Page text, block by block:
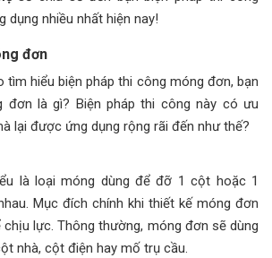
nhiều nhất hiện nay!
đơn
tìm hiểu biện pháp thi công móng đơn, bạn
đơn là gì? Biện pháp thi công này có ưu
lại được ứng dụng rộng rãi đến như thế?
là loại móng dùng để đỡ 1 cột hoặc 1
Mục đích chính khi thiết kế móng đơn
lực. Thông thường, móng đơn sẽ dùng
nhà, cột điện hay mố trụ cầu.